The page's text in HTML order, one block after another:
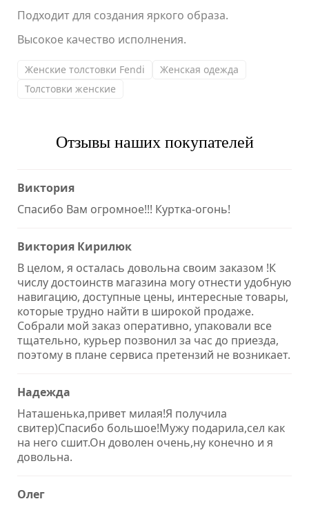
Подходит для создания яркого образа.
Высокое качество исполнения.
Женские толстовки Fendi
Женская одежда
Толстовки женские
Отзывы наших покупателей
Виктория
Спасибо Вам огромное!!! Куртка-огонь!
Виктория Кирилюк
В целом, я осталась довольна своим заказом !К
числу достоинств магазина могу отнести удобную
навигацию, доступные цены, интересные товары,
которые трудно найти в широкой продаже.
Собрали мой заказ оперативно, упаковали все
тщательно, курьер позвонил за час до приезда,
поэтому в плане сервиса претензий не возникает.
Надежда
Наташенька,привет милая!Я получила
свитер)Спасибо большое!Мужу подарила,сел как
на него сшит.Он доволен очень,ну конечно и я
довольна.
Олег